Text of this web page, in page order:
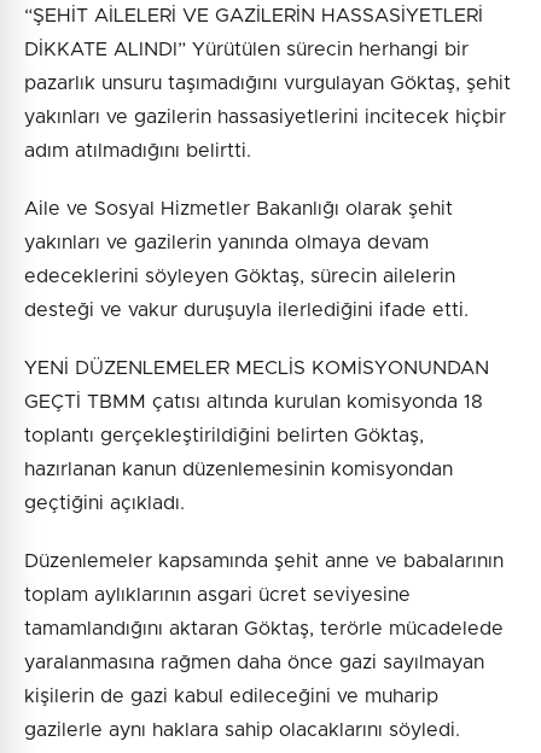
“ŞEHİT AİLELERİ VE GAZİLERİN HASSASİYETLERİ
DİKKATE ALINDI” Yürütülen sürecin herhangi bir
pazarlık unsuru taşımadığını vurgulayan Göktaş, şehit
yakınları ve gazilerin hassasiyetlerini incitecek hiçbir
adım atılmadığını belirtti.
Aile ve Sosyal Hizmetler Bakanlığı olarak şehit
yakınları ve gazilerin yanında olmaya devam
edeceklerini söyleyen Göktaş, sürecin ailelerin
desteği ve vakur duruşuyla ilerlediğini ifade etti.
YENİ DÜZENLEMELER MECLİS KOMİSYONUNDAN
GEÇTİ TBMM çatısı altında kurulan komisyonda 18
toplantı gerçekleştirildiğini belirten Göktaş,
hazırlanan kanun düzenlemesinin komisyondan
geçtiğini açıkladı.
Düzenlemeler kapsamında şehit anne ve babalarının
toplam aylıklarının asgari ücret seviyesine
tamamlandığını aktaran Göktaş, terörle mücadelede
yaralanmasına rağmen daha önce gazi sayılmayan
kişilerin de gazi kabul edileceğini ve muharip
gazilerle aynı haklara sahip olacaklarını söyledi.